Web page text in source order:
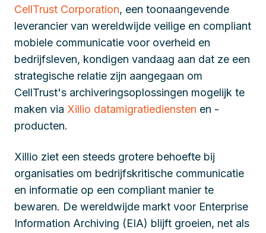
CellTrust Corporation, een toonaangevende
leverancier van wereldwijde veilige en compliant
mobiele communicatie voor overheid en
bedrijfsleven, kondigen vandaag aan dat ze een
strategische relatie zijn aangegaan om
CellTrust's archiveringsoplossingen mogelijk te
maken via Xillio datamigratiediensten en -
producten.
Xillio ziet een steeds grotere behoefte bij
organisaties om bedrijfskritische communicatie
en informatie op een compliant manier te
bewaren. De wereldwijde markt voor Enterprise
Information Archiving (EIA) blijft groeien, net als